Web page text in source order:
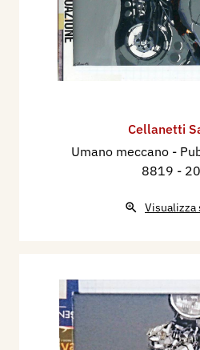
Cellanetti
Umano meccano -
8819 -
Visualizza